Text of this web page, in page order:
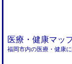
医療・健康マッ
福岡市内の医療・健康